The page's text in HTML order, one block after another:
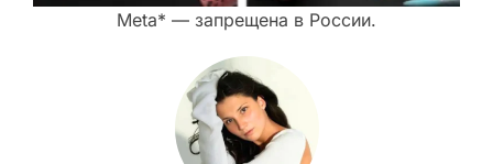
Meta* — запрещена в России.